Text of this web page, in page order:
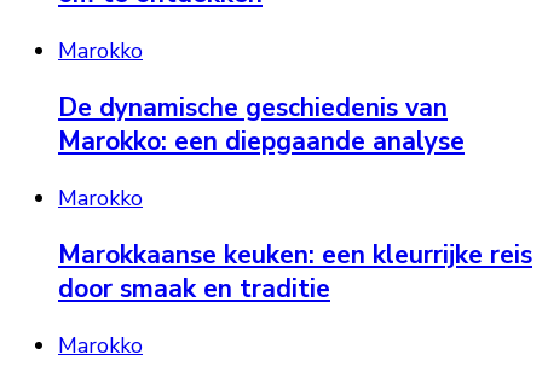
Marokko
De dynamische geschiedenis van
Marokko: een diepgaande analyse
Marokko
Marokkaanse keuken: een kleurrijke reis
door smaak en traditie
Marokko